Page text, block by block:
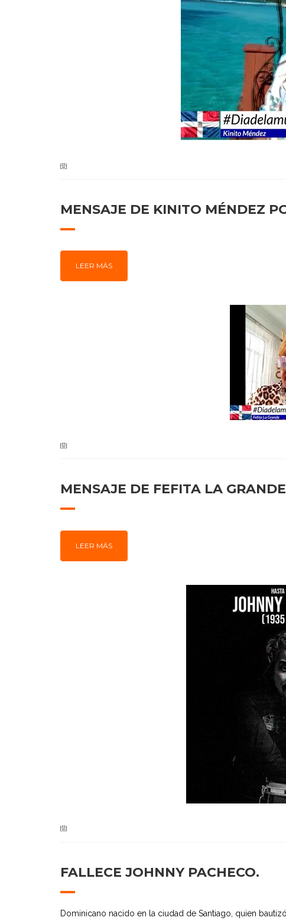
MENSAJE DE KINITO MÉNDEZ
LEER MÁS
MENSAJE DE FEFITA LA
LEER MÁS
FALLECE JOHNNY PACHECO.
Dominicano nacido en la ciudad de Santiago, quien